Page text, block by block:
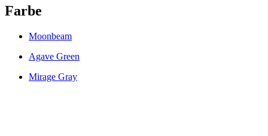
Farbe
Moonbeam
Agave Green
Mirage Gray